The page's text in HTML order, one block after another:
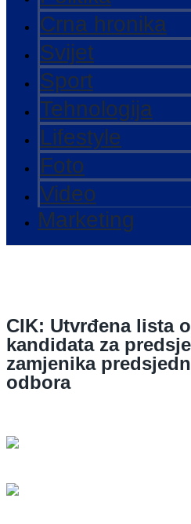
Crna hronika
Svijet
Sport
Tehnologija
Lifestyle
Foto
Video
Marketing
CIK: Utvrđena lista
kandidata za
zamjenika
odbora